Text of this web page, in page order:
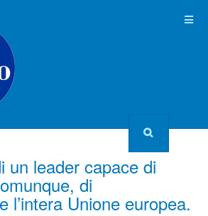
un leader capace di
di
l’intera Unione europea.